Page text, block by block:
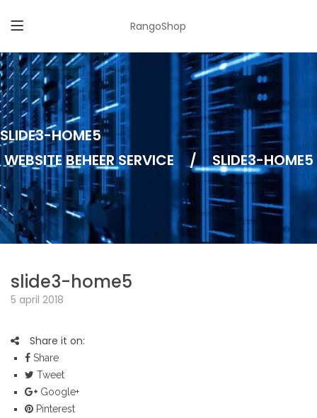
RangoShop
SLIDE3-HOME5
WEBSITE BEHEER SERVICE
/ SLIDE3-HOME5
slide3-home5
5 april 2018
Share it on:
Share
Tweet
Google+
Pinterest